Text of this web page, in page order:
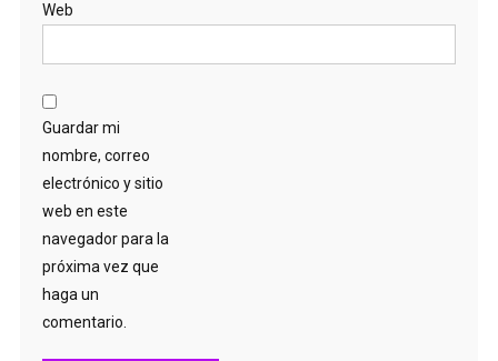
Web
Guardar mi
nombre, correo
electrónico y sitio
web en este
navegador para la
próxima vez que
haga un
comentario.